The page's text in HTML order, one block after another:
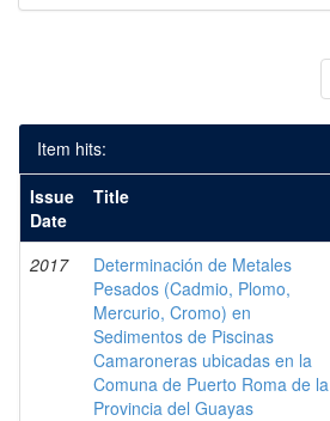
Item hits:
Issue
Date
Title
2017
Determinación de Metales
Pesados (Cadmio, Plomo,
Mercurio, Cromo) en
Sedimentos de Piscinas
Camaroneras ubicadas en la
Comuna de Puerto Roma de la
Provincia del Guayas